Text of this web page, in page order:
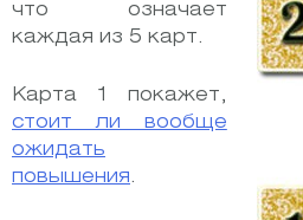
что означает
каждая из 5 карт.
Карта 1 покажет,
стоит ли вообще
ожидать
повышения